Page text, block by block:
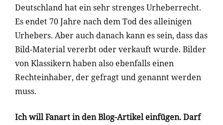
Deutschland hat ein sehr strenges Urheberrecht.
Es endet 70 Jahre nach dem Tod des alleinigen
Urhebers. Aber auch danach kann es sein, dass das
Bild-Material vererbt oder verkauft wurde. Bilder
von Klassikern haben also ebenfalls einen
Rechteinhaber, der gefragt und genannt werden
muss.
Ich will Fanart in den Blog-Artikel einfügen. Darf